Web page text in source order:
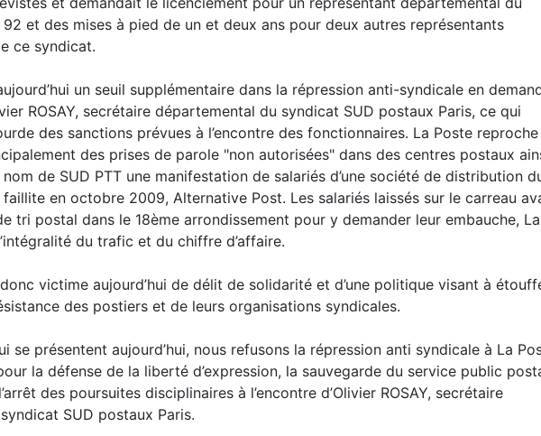
92 et des mises à pied de un et deux ans pour deux autres représentants
ce syndicat.
un seuil supplémentaire dans la répression anti-syndicale en
ROSAY, secrétaire départemental du syndicat SUD postaux Paris, ce qui
des sanctions prévues à l’encontre des fonctionnaires. La Poste reproche
des prises de parole "non autorisées" dans des centres postaux
nom de SUD PTT une manifestation de salariés d’une société de distribution
en octobre 2009, Alternative Post. Les salariés laissés sur le carreau
tri postal dans le 18ème arrondissement pour y demander leur embauche, La
du trafic et du chiffre d’affaire.
victime aujourd’hui de délit de solidarité et d’une politique visant à
des postiers et de leurs organisations syndicales.
se présentent aujourd’hui, nous refusons la répression anti syndicale à La
la défense de la liberté d’expression, la sauvegarde du service public
des poursuites disciplinaires à l’encontre d’Olivier ROSAY, secrétaire
SUD postaux Paris.